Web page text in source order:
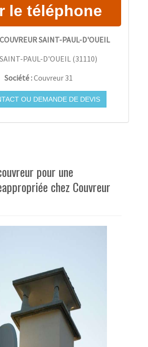
SAINT-PAUL-D'OUEIL
SAINT-PAUL-D'OUEIL (31110)
Société :Couvreur 31
OU DEMANDE DE DEVIS
pour une
chez Couvreur